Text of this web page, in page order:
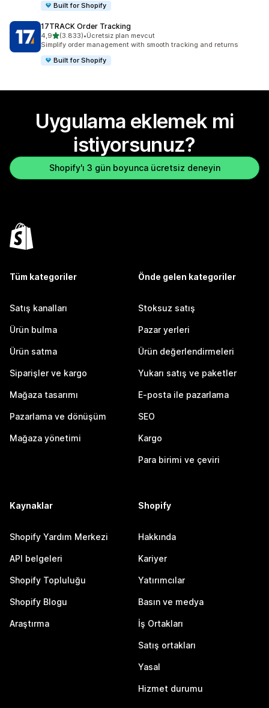
Built for Shopify
17TRACK Order Tracking
4,95 yıldız üzerinden
(3.833)
toplam 3833 değerlendirme
•Ücretsiz plan mevcut
Simplify order management with smooth tracking and returns
Built for Shopify
Uygulama eklemek mi
istiyorsunuz?
Shopify'ı 3 gün boyunca ücretsiz deneyin
Tüm kategoriler
Satış kanalları
Ürün bulma
Ürün satma
Siparişler ve kargo
Mağaza tasarımı
Pazarlama ve dönüşüm
Mağaza yönetimi
Önde gelen kategoriler
Stoksuz satış
Pazar yerleri
Ürün değerlendirmeleri
Yukarı satış ve paketler
E-posta ile pazarlama
SEO
Kargo
Para birimi ve çeviri
Kaynaklar
Shopify Yardım Merkezi
API belgeleri
Shopify Topluluğu
Shopify Blogu
Araştırma
Shopify
Hakkında
Kariyer
Yatırımcılar
Basın ve medya
İş Ortakları
Satış ortakları
Yasal
Hizmet durumu